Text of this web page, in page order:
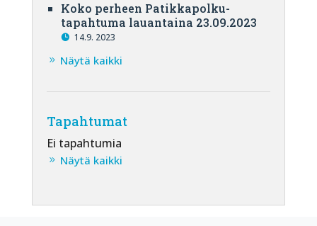
Koko perheen Patikkapolku-
tapahtuma lauantaina 23.09.2023
14.9. 2023
Näytä kaikki
Tapahtumat
Ei tapahtumia
Näytä kaikki